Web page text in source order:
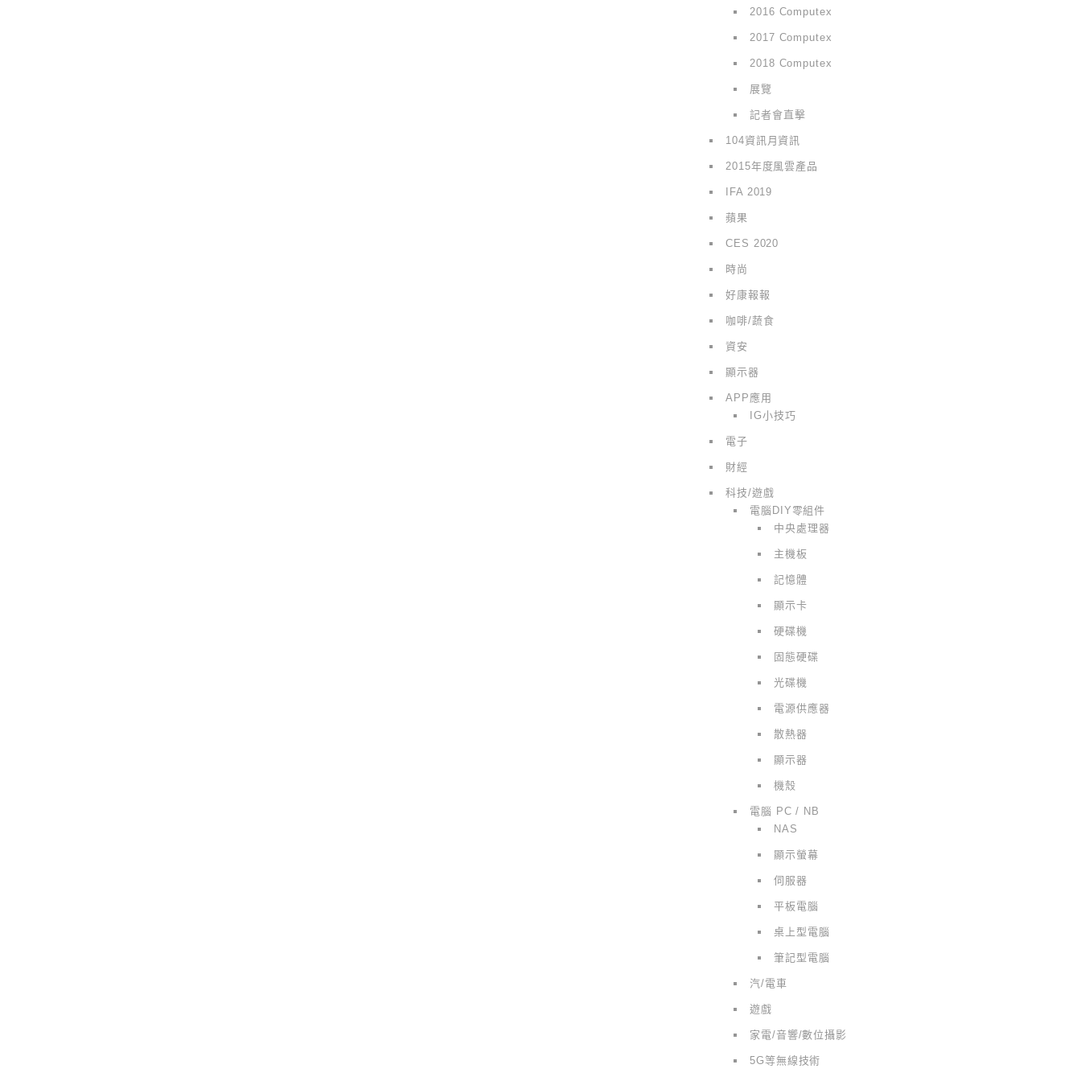
2016 Computex
2017 Computex
2018 Computex
展覽
記者會直擊
104資訊月資訊
2015年度風雲產品
IFA 2019
蘋果
CES 2020
時尚
好康報報
咖啡/蔬食
資安
顯示器
APP應用
IG小技巧
電子
財經
科技/遊戲
電腦DIY零組件
中央處理器
主機板
記憶體
顯示卡
硬碟機
固態硬碟
光碟機
電源供應器
散熱器
顯示器
機殼
電腦 PC / NB
NAS
顯示螢幕
伺服器
平板電腦
桌上型電腦
筆記型電腦
汽/電車
遊戲
家電/音響/數位攝影
5G等無線技術